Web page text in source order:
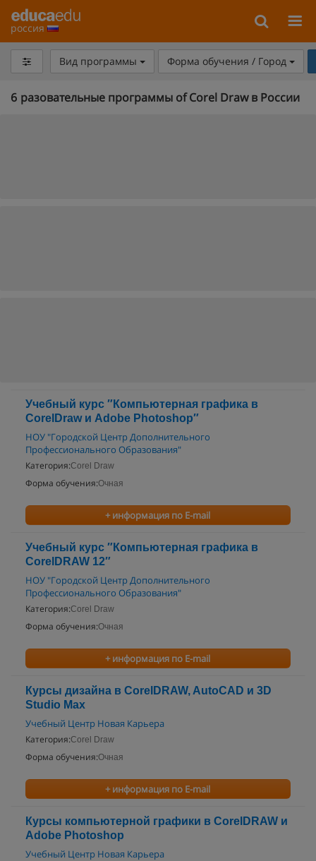
россия
Вид программы Форма обучения / Город
6 разовательные программы of Corel Draw в России
Учебный курс ″Компьютерная графика в
CorelDraw и Adobe Photoshop″
НОУ "Городской Центр Дополнительного
Профессионального Образования"
Категория:Corel Draw
Форма обучения:Очная
+ информация по E-mail
Учебный курс ″Компьютерная графика в
CorelDRAW 12″
НОУ "Городской Центр Дополнительного
Профессионального Образования"
Категория:Corel Draw
Форма обучения:Очная
+ информация по E-mail
Курсы дизайна в CorelDRAW, AutoCAD и 3D
Studio Max
Учебный Центр Новая Карьера
Категория:Corel Draw
Форма обучения:Очная
+ информация по E-mail
Курсы компьютерной графики в CorelDRAW и
Adobe Photoshop
Учебный Центр Новая Карьера